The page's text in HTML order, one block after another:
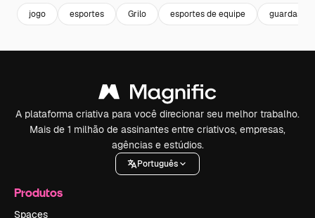
jogo esportes Grilo esportes de equipe guardas
A plataforma criativa para você direcionar seu melhor trabalho.
Mais de 1 milhão de assinantes entre criativos, empresas,
agências e estúdios.
Português
Produtos
Spaces